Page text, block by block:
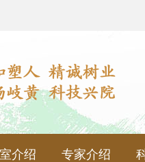
介绍 专家介绍